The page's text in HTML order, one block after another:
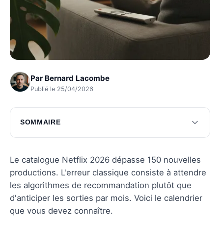
Par Bernard Lacombe
Publié le 25/04/2026
SOMMAIRE
Les sorties du premier semestre 2026
Les sorties du second semestre 2026
Questions fréquentes
Le catalogue Netflix 2026 dépasse 150 nouvelles
productions. L'erreur classique consiste à attendre
les algorithmes de recommandation plutôt que
d'anticiper les sorties par mois. Voici le calendrier
que vous devez connaître.